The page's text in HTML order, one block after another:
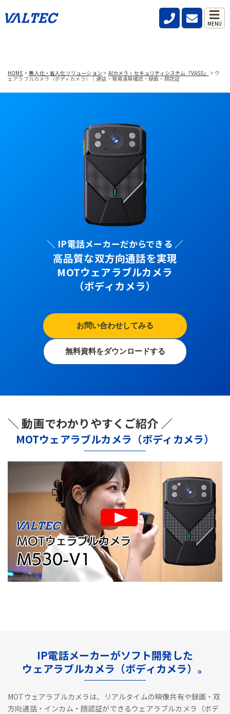
MENU
HOME>無人化・省人化ソリューション > AIカメラ・セキュリティシステム「VASS」 > ウ
ェアラブルカメラ（ボディカメラ）｜通話・現場遠隔確認・録画・顔認証
＼ IP電話メーカーだからできる ／
高品質な双方向通話を実現
MOTウェアラブルカメラ
（ボディカメラ）
お問い合わせしてみる
無料資料をダウンロードする
＼ 動画でわかりやすくご紹介 ／
MOTウェアラブルカメラ（ボディカメラ）
IP電話メーカーがソフト開発した
ウェアラブルカメラ（ボディカメラ）。
MOTウェアラブルカメラは、リアルタイムの映像共有や録画・双
方向通話・インカム・顔認証ができるウェアラブルカメラ（ボデ